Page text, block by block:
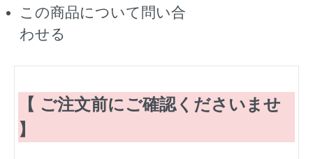
この商品について問い合
わせる
【 ご注文前にご確認くださいませ
】